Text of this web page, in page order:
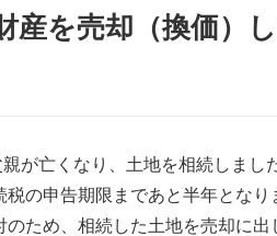
産を売却（換価）
親が亡くなり、土地を相続しま
税の申告期限まであと半年とな
のため、相続した土地を売却に